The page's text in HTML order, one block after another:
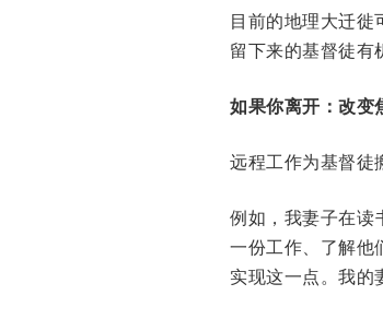
目前的地理大迁徙
留下来的基督徒有
如果你离开：改变
远程工作为基督徒
例如，我妻子在读
一份工作、了解他
实现这一点。我的